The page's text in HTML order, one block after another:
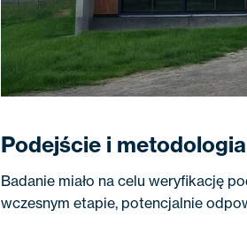
Podejście i metodologia
Badanie miało na celu weryfikację
wczesnym etapie, potencjalnie